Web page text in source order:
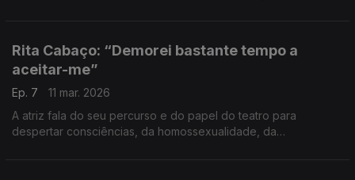
Rita Cabaço: “Demorei bastante tempo a
aceitar-me”
Ep. 7
11 mar. 2026
A atriz fala do seu percurso e do papel do teatro para
despertar consciências, da homossexualidade, da